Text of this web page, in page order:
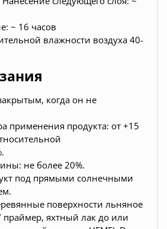
~ 16 часов
влажности воздуха 40-
когда он не
применения продукта: от +15
не более 20%.
под прямыми солнечными
поверхности льняное
праймер, яхтный лак до или